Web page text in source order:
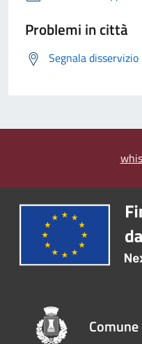
Problemi in città
Segnala disservizio